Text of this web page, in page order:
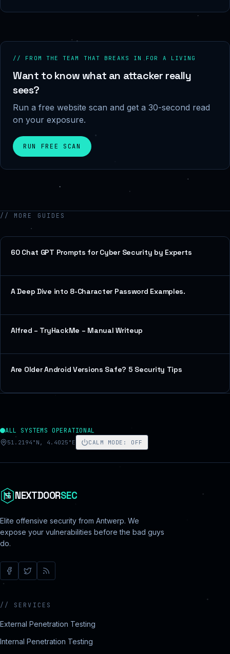
// FROM THE TEAM THAT BREAKS IN FOR A LIVING
Want to know what an attacker really
sees?
Run a free website scan and get a 30-second read
on your exposure.
RUN FREE SCAN
// MORE GUIDES
60 Chat GPT Prompts for Cyber Security by Experts
A Deep Dive into 8-Character Password Examples.
Alfred – TryHackMe – Manual Writeup
Are Older Android Versions Safe? 5 Security Tips
ALL SYSTEMS OPERATIONAL
51.2194°N, 4.4025°E CALM MODE : OFF
NEXTDOORSEC
Elite offensive security from Antwerp. We
expose your vulnerabilities before the bad guys
do.
// SERVICES
External Penetration Testing
Internal Penetration Testing